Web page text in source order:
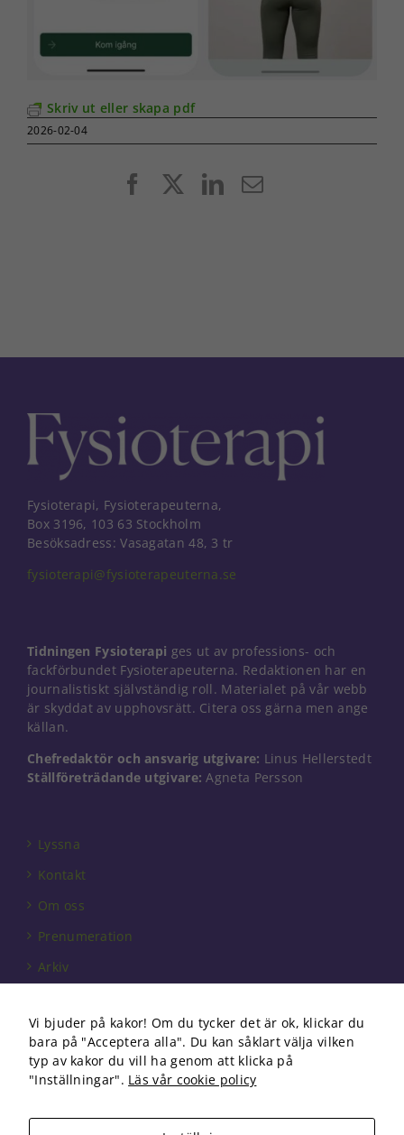
Skriv ut eller skapa pdf
2026-02-04
FacebookLinkedIn
E-
Fysioterapi, Fysioterapeuterna,
Box 3196, 103 63 Stockholm
Besöksadress: Vasagatan 48, 3 tr
fysioterapi@fysioterapeuterna.se
Tidningen Fysioterapi ges ut av professions- och
fackförbundet Fysioterapeuterna. Redaktionen har en
journalistiskt självständig roll. Materialet på vår webb
är skyddat av upphovsrätt. Citera oss gärna men ange
källan.
Chefredaktör och ansvarig utgivare: Linus Hellerstedt
Ställföreträdande utgivare: Agneta Persson
Lyssna
Kontakt
Om oss
Prenumeration
Arkiv
Förbundet
Om cookies
Vi bjuder på kakor! Om du tycker det är ok, klickar du
bara på "Acceptera alla". Du kan såklart välja vilken
typ av kakor du vill ha genom att klicka på
"Inställningar". Läs vår cookie policy
Nödvändiga
välja bort. De
behövs för
hemsidans
och
uppbyggnad,
baserat på
hur
hemsidan